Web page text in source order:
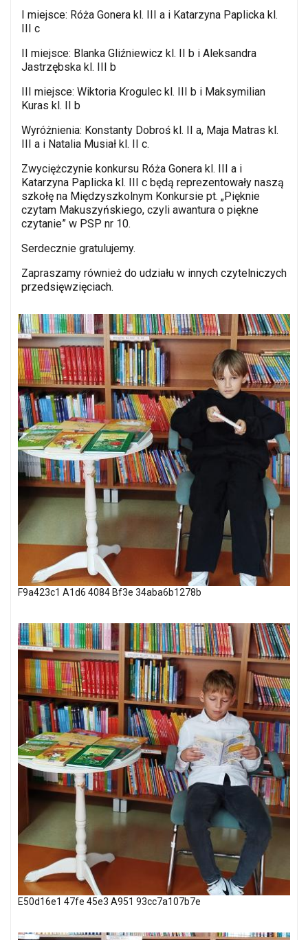
I miejsce: Róża Gonera kl. III a i Katarzyna Paplicka kl.
III c
II miejsce: Blanka Gliźniewicz kl. II b i Aleksandra
Jastrzębska kl. III b
III miejsce: Wiktoria Krogulec kl. III b i Maksymilian
Kuras kl. II b
Wyróżnienia: Konstanty Dobroś kl. II a, Maja Matras kl.
III a i Natalia Musiał kl. II c.
Zwyciężczynie konkursu Róża Gonera kl. III a i
Katarzyna Paplicka kl. III c będą reprezentowały naszą
szkołę na Międzyszkolnym Konkursie pt. „Pięknie
czytam Makuszyńskiego, czyli awantura o piękne
czytanie” w PSP nr 10.
Serdecznie gratulujemy.
Zapraszamy również do udziału w innych czytelniczych
przedsięwzięciach.
F9a423c1 A1d6 4084 Bf3e 34aba6b1278b
E50d16e1 47fe 45e3 A951 93cc7a107b7e